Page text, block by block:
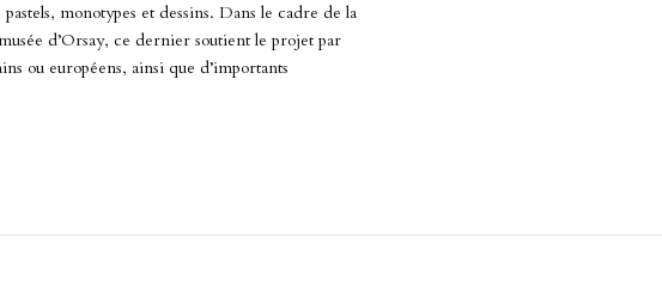
monotypes et dessins. Dans le cadre de la
d’Orsay, ce dernier soutient le projet par
ou européens, ainsi que d’importants